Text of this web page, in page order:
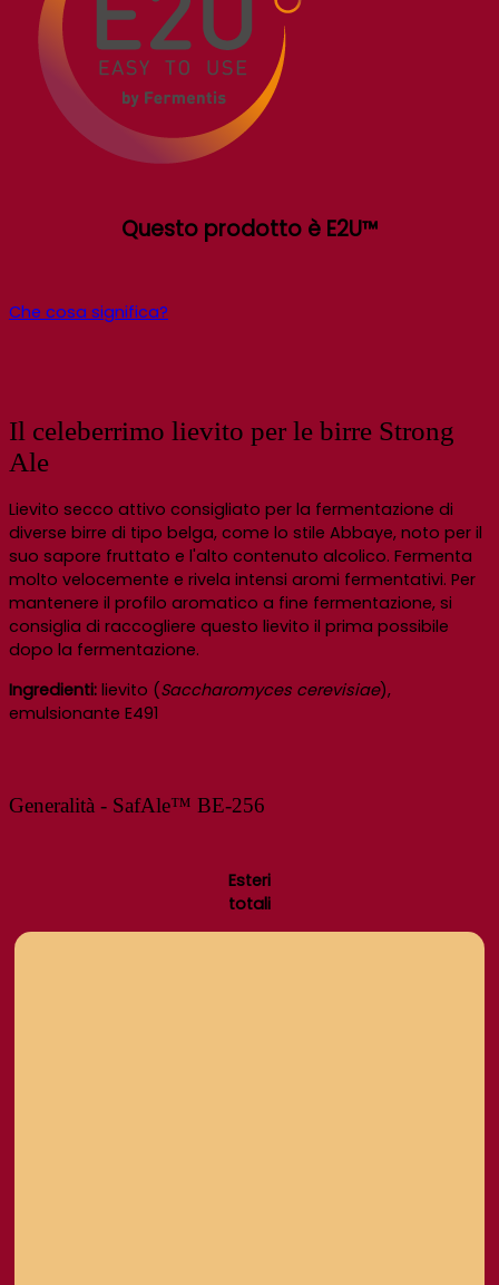
Questo prodotto è E2U™
Che cosa significa?
Il celeberrimo lievito per le birre Strong
Ale
Lievito secco attivo consigliato per la fermentazione di
diverse birre di tipo belga, come lo stile Abbaye, noto per il
suo sapore fruttato e l'alto contenuto alcolico. Fermenta
molto velocemente e rivela intensi aromi fermentativi. Per
mantenere il profilo aromatico a fine fermentazione, si
consiglia di raccogliere questo lievito il prima possibile
dopo la fermentazione.
Ingredienti: lievito (Saccharomyces cerevisiae),
emulsionante E491
Generalità - SafAle™ BE-256
Esteri
totali